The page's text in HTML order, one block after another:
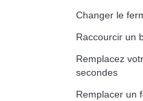
Changer le
Raccourcir un
Remplacez
secondes
Remplacer un